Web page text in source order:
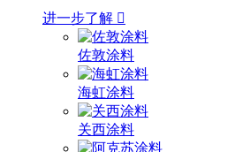
进一步了解 
佐敦涂料
海虹涂料
关西涂料